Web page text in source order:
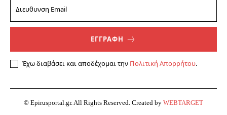
ΕΓΓΡΑΦΗ
Έχω διαβάσει και αποδέχομαι την Πολιτική Απορρήτου.
© Epirusportal.gr. All Rights Reserved. Created by WEBTARGET